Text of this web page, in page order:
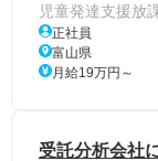
児童発達支援放
正社員
富山県
月給19万円～
受託分析会社